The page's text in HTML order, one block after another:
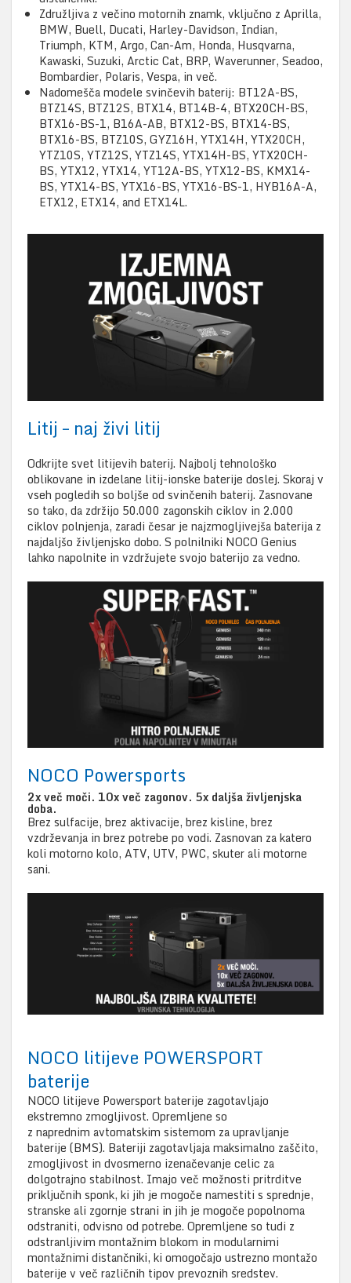
Združljiva z večino motornih znamk, vključno z Aprilla,
BMW, Buell, Ducati, Harley-Davidson, Indian,
Triumph, KTM, Argo, Can-Am, Honda, Husqvarna,
Kawaski, Suzuki, Arctic Cat, BRP, Waverunner, Seadoo,
Bombardier, Polaris, Vespa, in več.
Nadomešča modele svinčevih baterij: BT12A-BS,
BTZ14S, BTZ12S, BTX14, BT14B-4, BTX20CH-BS,
BTX16-BS-1, B16A-AB, BTX12-BS, BTX14-BS,
BTX16-BS, BTZ10S, GYZ16H, YTX14H, YTX20CH,
YTZ10S, YTZ12S, YTZ14S, YTX14H-BS, YTX20CH-
BS, YTX12, YTX14, YT12A-BS, YTX12-BS, KMX14-
BS, YTX14-BS, YTX16-BS, YTX16-BS-1, HYB16A-A,
ETX12, ETX14, and ETX14L.
Litij – naj živi litij
Odkrijte svet litijevih baterij. Najbolj tehnološko
oblikovane in izdelane litij-ionske baterije doslej. Skoraj v
vseh pogledih so boljše od svinčenih baterij. Zasnovane
so tako, da zdržijo 50.000 zagonskih ciklov in 2.000
ciklov polnjenja, zaradi česar je najzmogljivejša baterija z
najdaljšo življenjsko dobo. S polnilniki NOCO Genius
lahko napolnite in vzdržujete svojo baterijo za vedno.
NOCO Powersports
2x več moči. 10x več zagonov. 5x daljša življenjska
doba.
Brez sulfacije, brez aktivacije, brez kisline, brez
vzdrževanja in brez potrebe po vodi. Zasnovan za katero
koli motorno kolo, ATV, UTV, PWC, skuter ali motorne
sani.
NOCO litijeve POWERSPORT
baterije
NOCO litijeve Powersport baterije zagotavljajo
ekstremno zmogljivost. Opremljene so
z naprednim avtomatskim sistemom za upravljanje
baterije (BMS). Bateriji zagotavljaja maksimalno zaščito,
zmogljivost in dvosmerno izenačevanje celic za
dolgotrajno stabilnost. Imajo več možnosti pritrditve
priključnih sponk, ki jih je mogoče namestiti s sprednje,
stranske ali zgornje strani in jih je mogoče popolnoma
odstraniti, odvisno od potrebe. Opremljene so tudi z
odstranljivim montažnim blokom in modularnimi
montažnimi distančniki, ki omogočajo ustrezno montažo
baterije v več različnih tipov prevoznih sredstev.